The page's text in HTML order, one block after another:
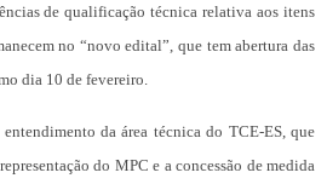
de qualificação técnica relativa aos itens
no “novo edital”, que tem abertura das
dia 10 de fevereiro.
da área técnica do TCE-ES, que
do MPC e a concessão de medida